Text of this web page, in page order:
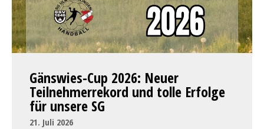
Gänswies-Cup 2026: Neuer
Teilnehmerrekord und tolle Erfolge
für unsere SG
21. Juli 2026